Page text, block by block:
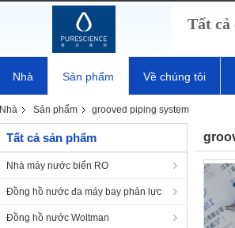
Tất cả
Nhà Sản phẩm Về chúng tôi
Nhà Sản phẩm grooved piping system
Tất cả sản phẩm
Nhà máy nước biển RO
Đồng hồ nước đa máy bay phản lực
Đồng hồ nước Woltman